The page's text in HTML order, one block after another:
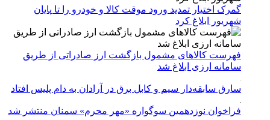
گمرک اختیار تمدید ورود موقت کالا و خودرو را تا پایان
شهریور ابلاغ کرد
فهرست کالاهای مشمول بازگشت ارز صادراتی از طریق
سامانه ارزی ابلاغ شد
سارق سابقه‌دار سیم و کابل برق در آرادان به دام پلیس افتاد
فراخوان نوزدهمین سوگواره «مهر محرم» سمنان منتشر شد